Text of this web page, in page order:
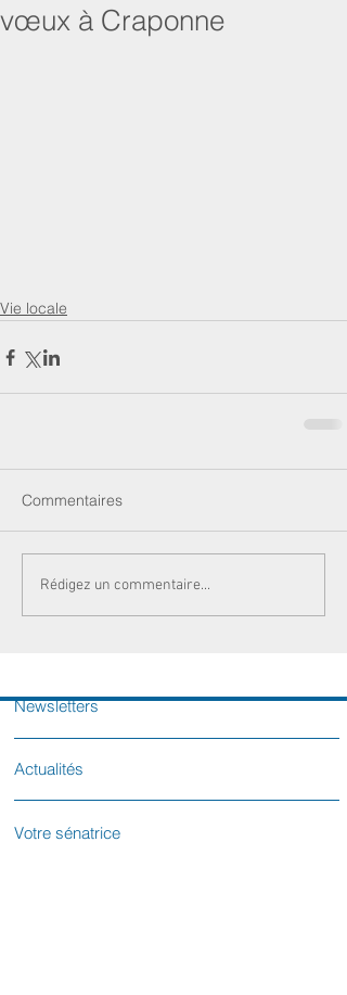
vœux à Craponne
Vie locale
Commentaires
Rédigez un commentaire...
Newsletters
Actualités
Votre sénatrice